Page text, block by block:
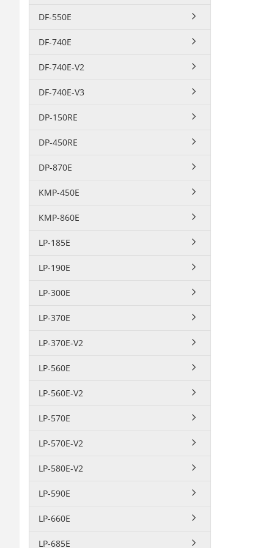
DF-550E
DF-740E
DF-740E-V2
DF-740E-V3
DP-150RE
DP-450RE
DP-870E
KMP-450E
KMP-860E
LP-185E
LP-190E
LP-300E
LP-370E
LP-370E-V2
LP-560E
LP-560E-V2
LP-570E
LP-570E-V2
LP-580E-V2
LP-590E
LP-660E
LP-685E